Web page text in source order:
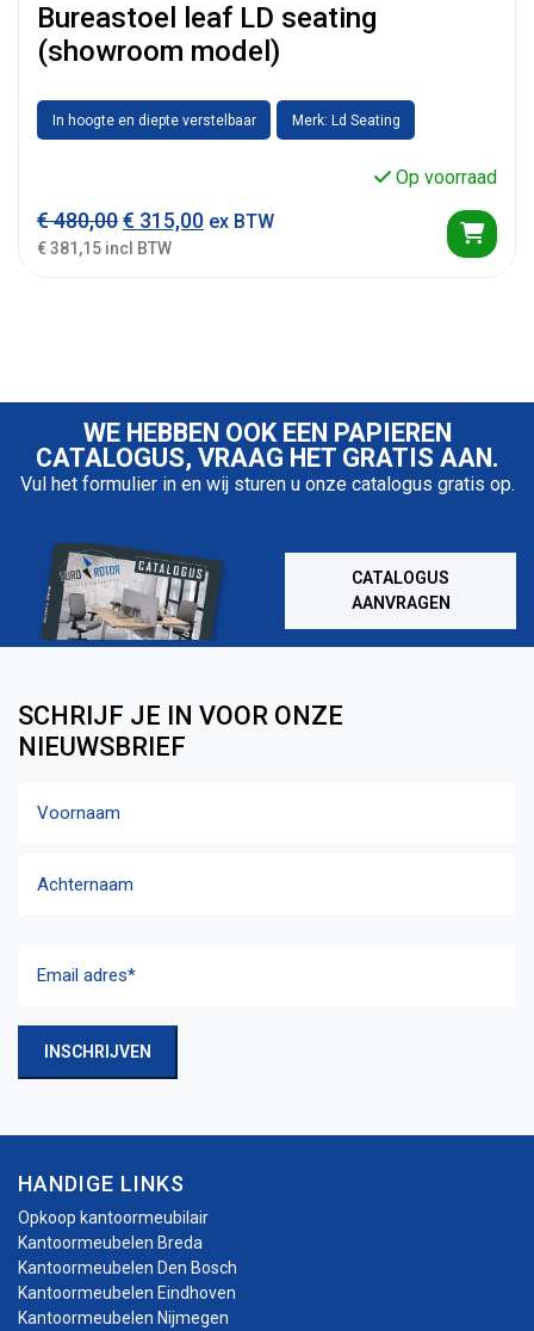
Bureastoel leaf LD seating
(showroom model)
In hoogte en diepte verstelbaar Merk: Ld Seating
Op voorraad
€480,00Oorspronkelijke prijs was: € 480,00.
€ 315,00Huidige prijs is: € 315,00.
ex BTW
€ 381,15 incl BTW
WE HEBBEN OOK EEN PAPIEREN
CATALOGUS, VRAAG HET GRATIS AAN.
Vul het formulier in en wij sturen u onze catalogus gratis op.
CATALOGUS
AANVRAGEN
SCHRIJF JE IN VOOR ONZE
NIEUWSBRIEF
adres(Vereist)
INSCHRIJVEN
HANDIGE LINKS
Opkoop kantoormeubilair
Kantoormeubelen Breda
Kantoormeubelen Den Bosch
Kantoormeubelen Eindhoven
Kantoormeubelen Nijmegen